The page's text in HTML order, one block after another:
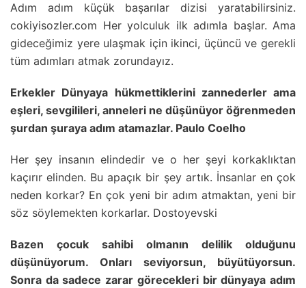
Adım adım küçük başarılar dizisi yaratabilirsiniz.
cokiyisozler.com Her yolculuk ilk adımla başlar. Ama
gideceğimiz yere ulaşmak için ikinci, üçüncü ve gerekli
tüm adımları atmak zorundayız.
Erkekler Dünyaya hükmettiklerini zannederler ama
eşleri, sevgilileri, anneleri ne düşünüyor öğrenmeden
şurdan şuraya adım atamazlar. Paulo Coelho
Her şey insanın elindedir ve o her şeyi korkaklıktan
kaçırır elinden. Bu apaçık bir şey artık. İnsanlar en çok
neden korkar? En çok yeni bir adım atmaktan, yeni bir
söz söylemekten korkarlar. Dostoyevski
Bazen çocuk sahibi olmanın delilik olduğunu
düşünüyorum. Onları seviyorsun, büyütüyorsun.
Sonra da sadece zarar görecekleri bir dünyaya adım